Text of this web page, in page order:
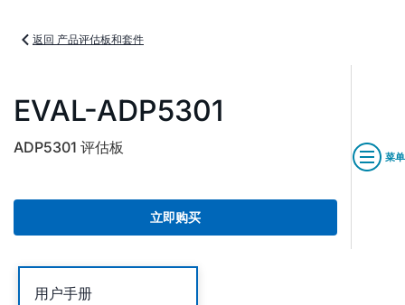
返回 产品评估板和套件
EVAL-ADP5301
ADP5301 评估板
立即购买
菜单
用户手册